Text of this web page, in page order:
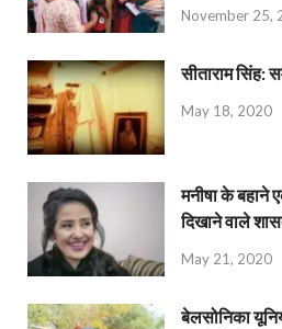
November 25,
सीताराम सिंह:
May 18, 2020
मनीषा के बहाने
दिखाने वाले
May 21, 2020
बेलसोनिका